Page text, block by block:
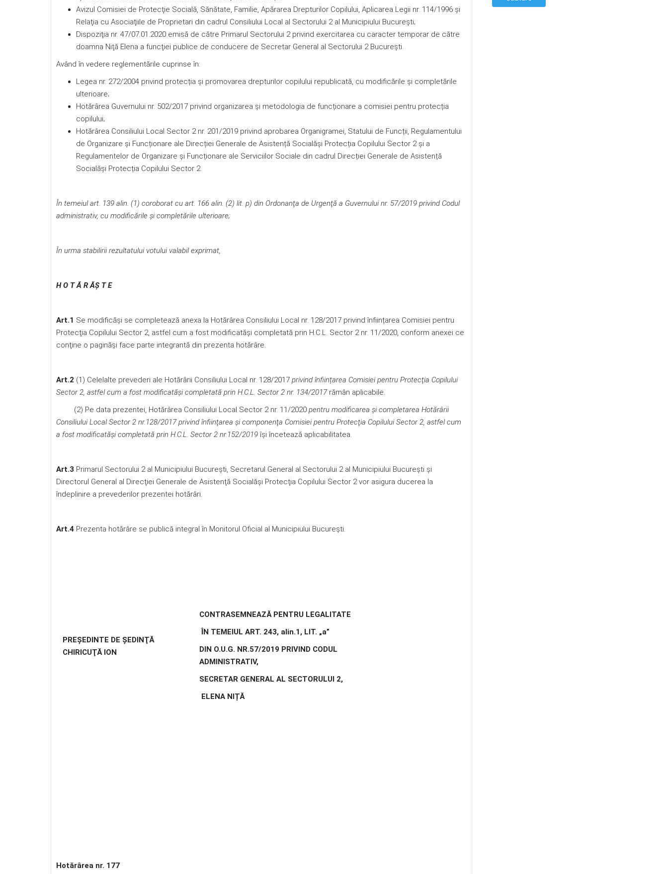
Avizul Comisiei de Protecţie Socială, Sănătate, Familie, Apărarea Drepturilor Copilului, Aplicarea Legii nr. 114/1996 şi
Relaţia cu Asociaţiile de Proprietari din cadrul Consiliului Local al Sectorului 2 al Municipiului Bucureşti;
Dispoziţia nr. 47/07.01.2020 emisă de către Primarul Sectorului 2 privind exercitarea cu caracter temporar de către
doamna Niţă Elena a funcţiei publice de conducere de Secretar General al Sectorului 2 Bucureşti.
Având în vedere reglementările cuprinse în:
Legea nr. 272/2004 privind protecția şi promovarea drepturilor copilului republicată, cu modificările şi completările
ulterioare;
Hotărârea Guvernului nr. 502/2017 privind organizarea şi metodologia de funcționare a comisiei pentru protecția
copilului;
Hotărârea Consiliului Local Sector 2 nr. 201/2019 privind aprobarea Organigramei, Statului de Funcții, Regulamentului
de Organizare și Funcționare ale Direcției Generale de Asistență Socialăși Protecția Copilului Sector 2 și a
Regulamentelor de Organizare și Funcționare ale Serviciilor Sociale din cadrul Direcției Generale de Asistență
Socialăși Protecția Copilului Sector 2.
În temeiul art. 139 alin. (1) coroborat cu art. 166 alin. (2) lit. p) din Ordonanţa de Urgenţă a Guvernului nr. 57/2019 privind Codul
administrativ, cu modificările şi completările ulterioare;
În urma stabilirii rezultatului votului valabil exprimat,
H O T Ă R ĂŞ T E
Art.1 Se modificăşi se completează anexa la Hotărârea Consiliului Local nr. 128/2017 privind înființarea Comisiei pentru
Protecţia Copilului Sector 2, astfel cum a fost modificatăşi completată prin H.C.L. Sector 2 nr. 11/2020, conform anexei ce
conţine o paginăşi face parte integrantă din prezenta hotărâre.
Art.2 (1) Celelalte prevederi ale Hotărârii Consiliului Local nr. 128/2017 privind înființarea Comisiei pentru Protecţia Copilului
Sector 2, astfel cum a fost modificatăşi completată prin H.C.L. Sector 2 nr. 134/2017rămân aplicabile.
(2) Pe data prezentei, Hotărârea Consiliului Local Sector 2 nr. 11/2020 pentru modificarea şi completarea Hotărârii
Consiliului Local Sector 2 nr.128/2017 privind înfiinţarea şi componenţa Comisiei pentru Protecţia Copilului Sector 2, astfel cum
a fost modificatăşi completată prin H.C.L. Sector 2 nr.152/2019îşi încetează aplicabilitatea.
Art.3 Primarul Sectorului 2 al Municipiului Bucureşti, Secretarul General al Sectorului 2 al Municipiului Bucureşti şi
Directorul General al Direcţiei Generale de Asistenţă Socialăşi Protecţia Copilului Sector 2 vor asigura ducerea la
îndeplinire a prevederilor prezentei hotărâri.
Art.4 Prezenta hotărâre se publică integral în Monitorul Oficial al Municipiului Bucureşti.
PREŞEDINTE DE ŞEDINŢĂ
CHIRICUŢĂ ION
CONTRASEMNEAZĂ PENTRU LEGALITATE
ÎN TEMEIUL ART. 243, alin.1, LIT. „a”
DIN O.U.G. NR.57/2019 PRIVIND CODUL
ADMINISTRATIV,
SECRETAR GENERAL AL SECTORULUI 2,
ELENA NIȚĂ
Hotărârea nr. 177